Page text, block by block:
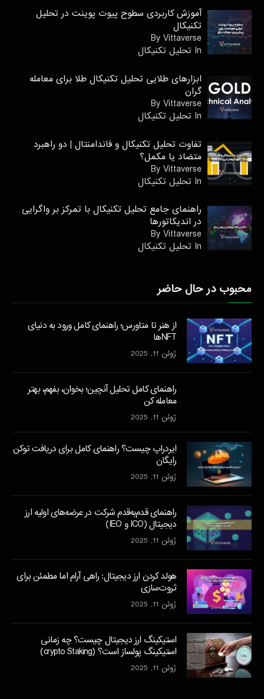
آموزش کاربردی سطوح پیوت پوینت در تحلیل
تکنیکال
By Vittaverse
In تحليل تكنيكال
ابزارهای طلایی تحلیل تکنیکال طلا برای معامله
گران
By Vittaverse
In تحليل تكنيكال
تفاوت تحلیل تکنیکال و فاندامنتال | دو راهبرد
متضاد یا مکمل؟
By Vittaverse
In تحليل تكنيكال
راهنمای جامع تحلیل تکنیکال با تمرکز بر واگرایی
در اندیکاتورها
By Vittaverse
In تحليل تكنيكال
محبوب در حال حاضر
از هنر تا متاورس؛ راهنمای کامل ورود به دنیای
NFTها
ژوئن 11, 2025
راهنمای کامل تحلیل آنچین؛ بخوان، بفهم، بهتر
معامله کن
ژوئن 11, 2025
ایردراپ چیست؟ راهنمای کامل برای دریافت توکن
رایگان
ژوئن 11, 2025
راهنمای قدم‌به‌قدم شرکت در عرضه‌های اولیه ارز
دیجیتال (ICO و IEO)
ژوئن 11, 2025
هولد کردن ارز دیجیتال: راهی آرام اما مطمئن برای
ثروت‌سازی
ژوئن 11, 2025
استیکینگ ارز دیجیتال چیست؟ چه زمانی
استیکینگ پولساز است؟ (crypto Staking)
ژوئن 11, 2025